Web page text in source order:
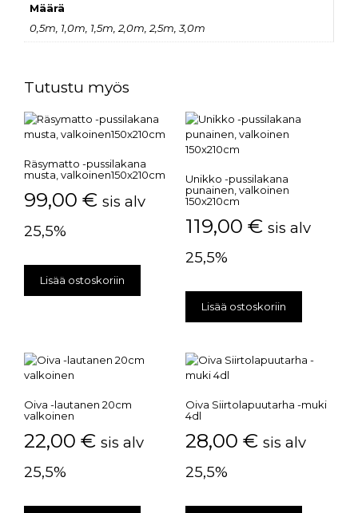
Määrä
0,5m, 1,0m, 1,5m, 2,0m, 2,5m, 3,0m
Tutustu myös
Räsymatto -pussilakana
musta, valkoinen150x210cm
99,00 € sis alv
25,5%
Lisää ostoskoriin
Unikko -pussilakana
punainen, valkoinen
150x210cm
119,00 € sis alv
25,5%
Lisää ostoskoriin
Oiva -lautanen 20cm
valkoinen
22,00 € sis alv
25,5%
Oiva Siirtolapuutarha -muki
4dl
28,00 € sis alv
25,5%